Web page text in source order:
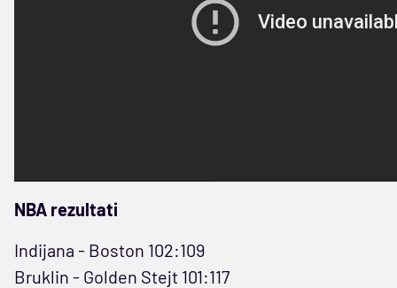
NBA rezultati
Indijana - Boston 102:109
Bruklin - Golden Stejt 101:117